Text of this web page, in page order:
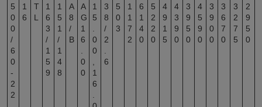
5
0
0
/
6
0
-
2
2
1
6
T
L
1
6
3
/
1
5
9
1
5
1
/
1
4
8
A
8
/
B
A
G
1
6
0
0
1
5
0
0
1
6
3
8
/
2
6
5
0
3
1
1
7
2
6
1
4
0
5
2
2
0
4
9
1
5
4
3
9
0
3
9
5
0
4
5
9
0
3
9
0
0
3
6
7
0
3
2
7
5
2
9
5
0